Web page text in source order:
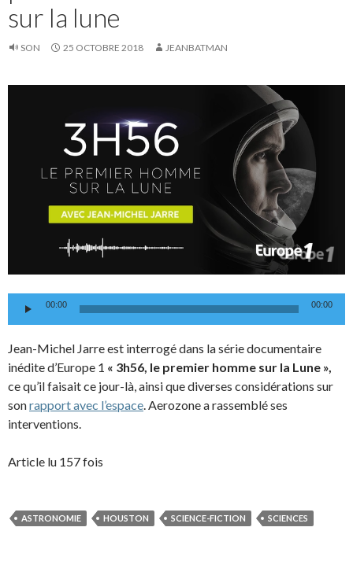
sur la lune
SON 25 OCTOBRE 2018 JEANBATMAN
Lecteur00:00 00:00
Jean-Michel Jarre est interrogé dans la série documentaire
inédite d’Europe 1 « 3h56, le premier homme sur la Lune »,
ce qu’il faisait ce jour-là, ainsi que diverses considérations sur
sonrapport avec l’espace. Aerozone a rassemblé ses
interventions.
Article lu 157 fois
ASTRONOMIE HOUSTON SCIENCE-FICTION SCIENCES